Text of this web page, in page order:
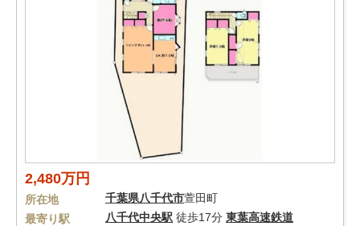
2,480万円
所在地 千葉県八千代市萱田町
最寄り駅
八千代中央駅 徒歩17分 東葉高速鉄道